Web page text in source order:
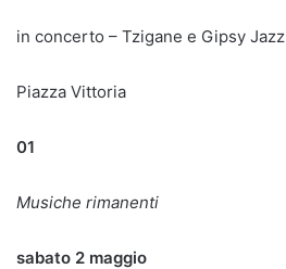
in concerto – Tzigane e Gipsy Jazz
Piazza Vittoria
01
Musiche rimanenti
sabato 2 maggio